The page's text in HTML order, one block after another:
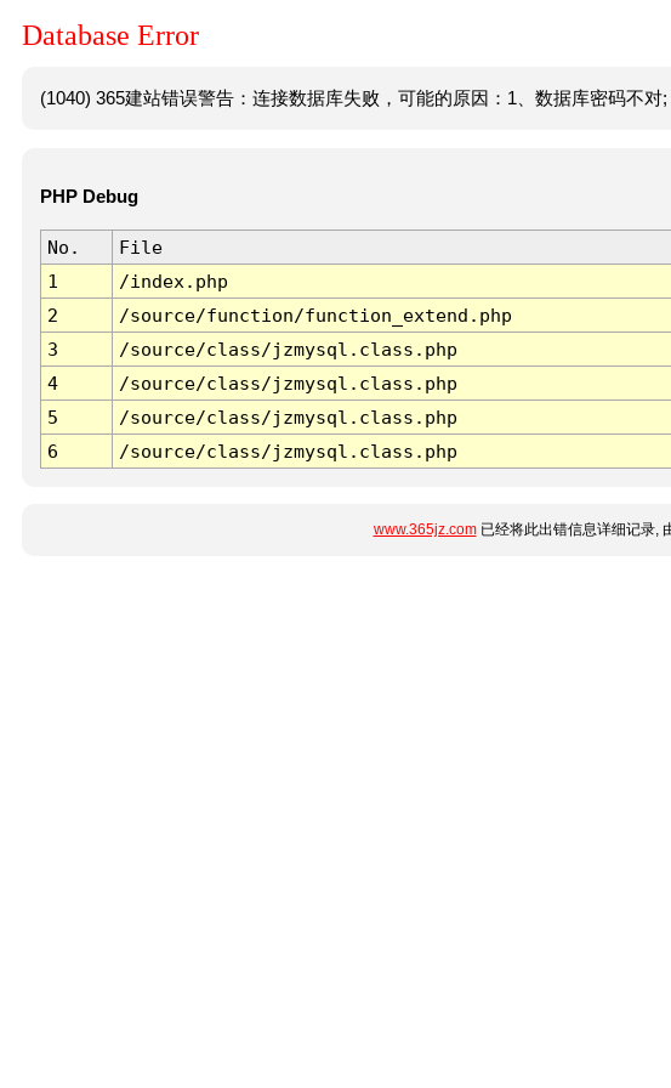
Database Error
(1040) 365建站错误警告：连接数据库失败，可能的原因：1、数据库密码不对;
PHP Debug
No. File
1
/index.php
2
/source/function/function_extend.php
3
/source/class/jzmysql.class.php
4
/source/class/jzmysql.class.php
5
/source/class/jzmysql.class.php
6
/source/class/jzmysql.class.php
www.365jz.com已经将此出错信息详细记录,